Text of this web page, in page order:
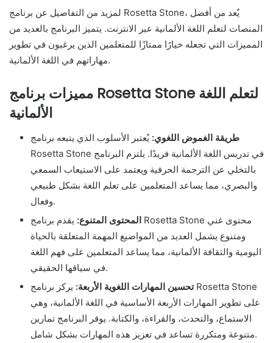
لمزيد من التفاصيل عن برنامج Rosetta Stone، يُعد من أفضل
المنصات لتعلم اللغة الألمانية عبر الانترنت. يتميز البرنامج بالعديد من
المميزات التي تجعله خيارًا ممتازًا للمتعلمين الذين يرغبون في تطوير
مهاراتهم في اللغة الألمانية.
مميزات برنامج Rosetta Stone لتعلم اللغة
الألمانية
طريقة الغموض اللغوي: يُعتبر الأسلوب الذي يتبعه برنامج
Rosetta Stone في تدريس اللغة الألمانية فريدًا. يلتزم البرنامج
بالتخلي عن الترجمة الحرفية ويعتمد على الاستيعاب السمعي
والبصري، مما يساعد المتعلمين على تعلم اللغة بشكل طبيعي
وفعال.
المحتوى المتنوع: يقدم برنامج Rosetta Stone محتوى غني
ومتنوع يشمل العديد من المواضيع المهمة المتعلقة بالحياة
اليومية والثقافة الألمانية، مما يساعد المتعلمين على فهم اللغة
في سياقها الحقيقي.
تحسين المهارات اللغوية الأربعة: يركز برنامج Rosetta Stone
على تطوير المهارات الأربعة الأساسية في اللغة الألمانية، وهي
الاستماع، والتحدث، والقراءة، والكتابة. يوفر البرنامج تمارين
متنوعة ومتكررة تساعد في تعزيز هذه المهارات بشكل شامل.